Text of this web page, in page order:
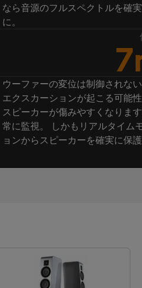
なら音源のフルスペクトルを確
に。
ウーファーの変位は制御されな
エクスカーションが起こる可能
スピーカーが傷みやすくなりま
常に監視。 しかもリアルタイム
ョンからスピーカーを確実に保護